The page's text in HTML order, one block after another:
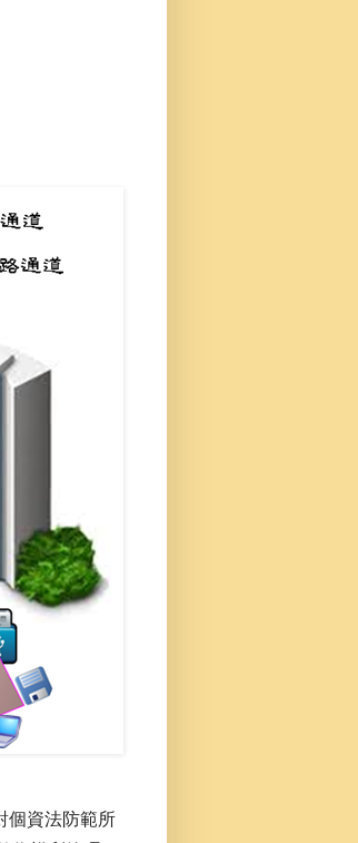
個資法防範所